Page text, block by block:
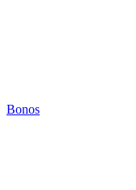
Bonos